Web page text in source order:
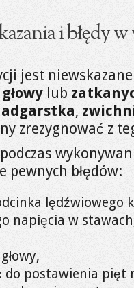
i błędy
jest
lub
,
zrezygnować z
pewnych błędów:
lędźwiowego
napięcia w
do postawienia pięt